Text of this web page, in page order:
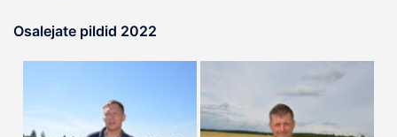
Osalejate pildid 2022